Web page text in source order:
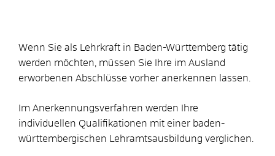
Wenn Sie als Lehrkraft in Baden-Württemberg tätig
werden möchten, müssen Sie Ihre im Ausland
erworbenen Abschlüsse vorher anerkennen lassen.
Im Anerkennungsverfahren werden Ihre
individuellen Qualifi­kationen mit einer baden-
württembergischen Lehramtsausbildung verglichen.